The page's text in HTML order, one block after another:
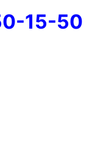
15-50